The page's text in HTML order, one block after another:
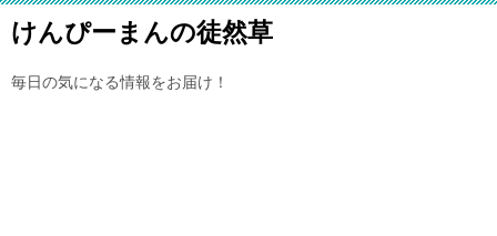
けんぴーまんの徒然草
毎日の気になる情報をお届け！